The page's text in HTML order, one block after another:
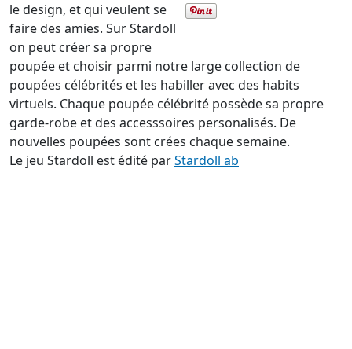
le design, et qui veulent se
faire des amies. Sur Stardoll
on peut créer sa propre
poupée et choisir parmi notre large collection de
poupées célébrités et les habiller avec des habits
virtuels. Chaque poupée célébrité possède sa propre
garde-robe et des accesssoires personalisés. De
nouvelles poupées sont crées chaque semaine.
Le jeu Stardoll est édité parStardoll ab